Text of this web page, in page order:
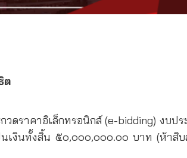
ต
วดราคาอิเล็กทรอนิกส์ (e-bidding) งบป
เงินทั้งสิ้น ๕๐,๐๐๐,๐๐๐.๐๐ บาท (ห้าสิ